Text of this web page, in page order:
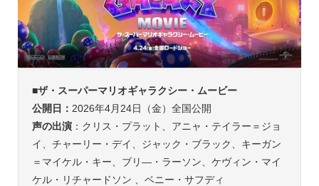
■ザ・スーパーマリオギャラクシー・ムービー
公開日： 2026年4月24日（金）全国公開
声の出演：クリス・プラット、アニャ・テイラー＝ジョ
イ、チャーリー・デイ、ジャック・ブラック、キーガン
＝マイケル・キー、ブリ―・ラーソン、ケヴィン・マイ
ケル・リチャードソン 、ベニー・サフディ